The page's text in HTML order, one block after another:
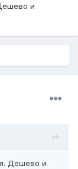
и
Дешево и